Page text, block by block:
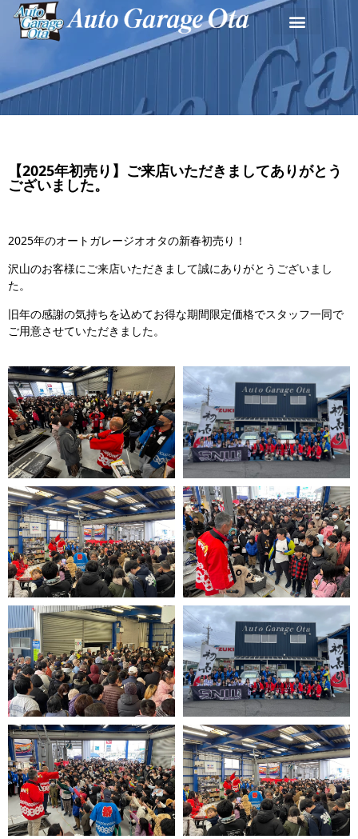
【2025年初売り】ご来店いただきましてありがとう
ございました。
2025年のオートガレージオオタの新春初売り！
沢山のお客様にご来店いただきまして誠にありがとうございまし
た。
旧年の感謝の気持ちを込めてお得な期間限定価格でスタッフ一同で
ご用意させていただきました。